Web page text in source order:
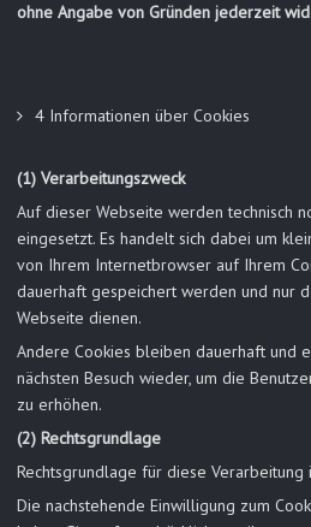
ohne Angabe von Gründen jederzeit
4 Informationen über Cookies
(1) Verarbeitungszweck
Auf dieser Webseite werden technisch
eingesetzt. Es handelt sich dabei um
von Ihrem Internetbrowser auf Ihrem
dauerhaft gespeichert werden und nur
Webseite dienen.
Andere Cookies bleiben dauerhaft und
nächsten Besuch wieder, um die
zu erhöhen.
(2) Rechtsgrundlage
Rechtsgrundlage für diese Verarbeitung
Die nachstehende Einwilligung zum